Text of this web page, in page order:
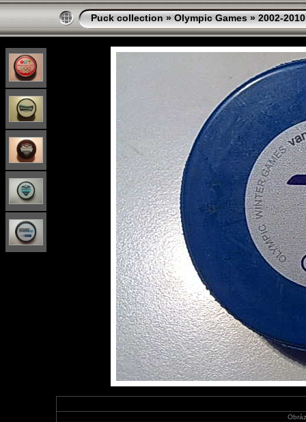
Puck collection » Olympic Games » 2002-2010